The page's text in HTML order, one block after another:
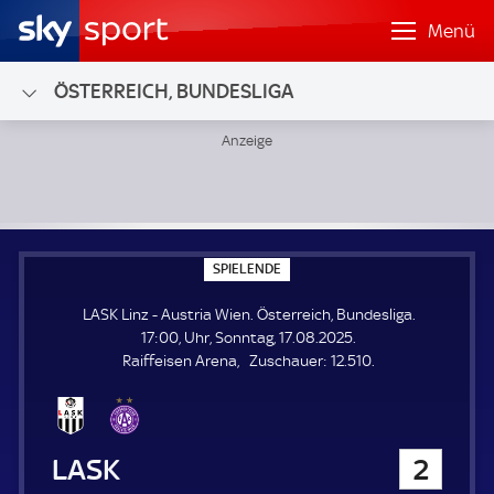
Menü
ÖSTERREICH, BUNDESLIGA
SPIELENDE
P
E
L
E
N
LASK Linz - Austria Wien. Österreich, Bundesliga.
17:00, Uhr, Sonntag, 17.08.2025.
Raiffeisen Arena
Zuschauer: Z
12.510.
LASK Linz 2